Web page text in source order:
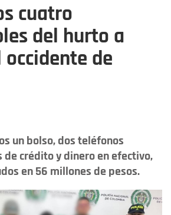
cuatro
del hurto a
de
un bolso, dos teléfonos
crédito y dinero en efectivo,
en 56 millones de pesos.